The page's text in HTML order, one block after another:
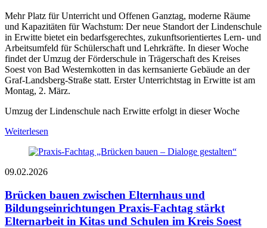
Mehr Platz für Unterricht und Offenen Ganztag, moderne Räume
und Kapazitäten für Wachstum: Der neue Standort der Lindenschule
in Erwitte bietet ein bedarfsgerechtes, zukunftsorientiertes Lern- und
Arbeitsumfeld für Schülerschaft und Lehrkräfte. In dieser Woche
findet der Umzug der Förderschule in Trägerschaft des Kreises
Soest von Bad Westernkotten in das kernsanierte Gebäude an der
Graf-Landsberg-Straße statt. Erster Unterrichtstag in Erwitte ist am
Montag, 2. März.
Umzug der Lindenschule nach Erwitte erfolgt in dieser Woche
Weiterlesen
09.02.2026
Brücken bauen zwischen Elternhaus und
Bildungseinrichtungen Praxis-Fachtag stärkt
Elternarbeit in Kitas und Schulen im Kreis Soest